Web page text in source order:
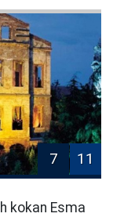
7 11
kokan Esma